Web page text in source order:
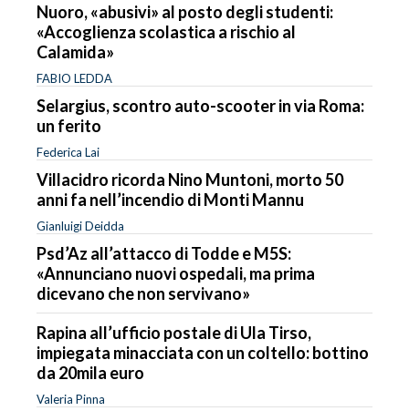
Nuoro, «abusivi» al posto degli studenti:
«Accoglienza scolastica a rischio al
Calamida»
FABIO LEDDA
Selargius, scontro auto-scooter in via Roma:
un ferito
Federica Lai
Villacidro ricorda Nino Muntoni, morto 50
anni fa nell’incendio di Monti Mannu
Gianluigi Deidda
Psd’Az all’attacco di Todde e M5S:
«Annunciano nuovi ospedali, ma prima
dicevano che non servivano»
Rapina all’ufficio postale di Ula Tirso,
impiegata minacciata con un coltello: bottino
da 20mila euro
Valeria Pinna